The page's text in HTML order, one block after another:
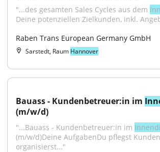
"...des gesamten Sales Cycles aus dem
Deine potenziellen Zielkunden, inkl.
Raben Trans European Germany GmbH
Sarstedt, Raum Hannover
Bauass - Kundenbetreuer:in im
(m/w/d)
"...Bauass - Kundenbetreuer:in im
(m/w/d)Deine AufgabenDu pflegst
organisierst..."